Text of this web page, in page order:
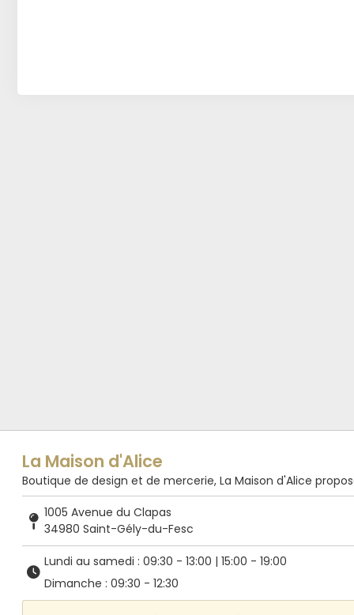
La Maison d'Alice
Boutique de design et de mercerie, La Maison d'Alice
1005 Avenue du Clapas
34980 Saint-Gély-du-Fesc
Lundi au samedi : 09:30 - 13:00 | 15:00 - 19:00
Dimanche : 09:30 - 12:30